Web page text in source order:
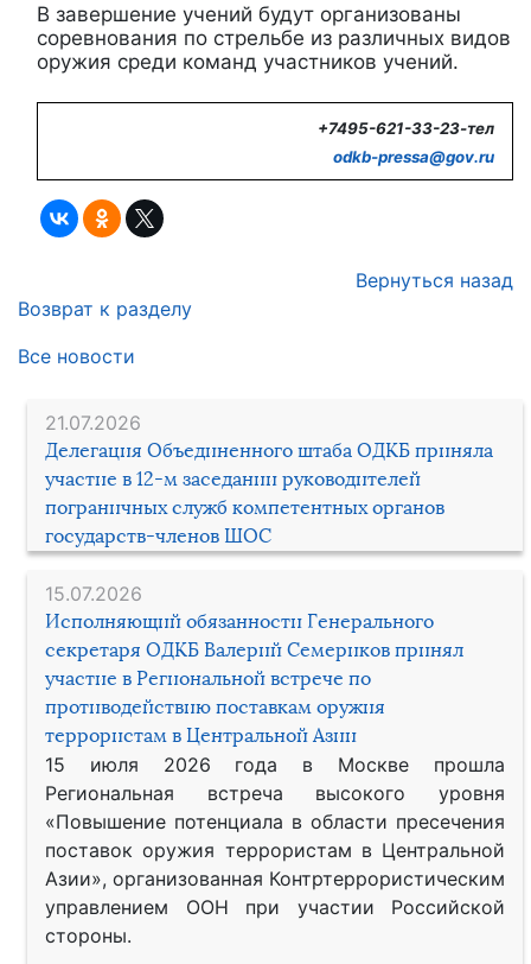
21.07.2026
Делегация Объединенного штаба ОДКБ приняла
участие в 12-м заседании руководителей
пограничных служб компетентных органов
государств-членов ШОС
15.07.2026
Исполняющий обязанности Генерального
секретаря ОДКБ Валерий Семериков принял
участие в Региональной встрече по
противодействию поставкам оружия
террористам в Центральной Азии
15 июля 2026 года в Москве прошла
Региональная встреча высокого уровня
«Повышение потенциала в области пресечения
поставок оружия террористам в Центральной
Азии», организованная Контртеррористическим
управлением ООН при участии Российской
стороны.
В завершение учений будут организованы
соревнования по стрельбе из различных видов
оружия среди команд участников учений.
+7495-621-33-23-тел
odkb-pressa@gov.ru
Вернуться назад
Возврат к разделу
Все новости